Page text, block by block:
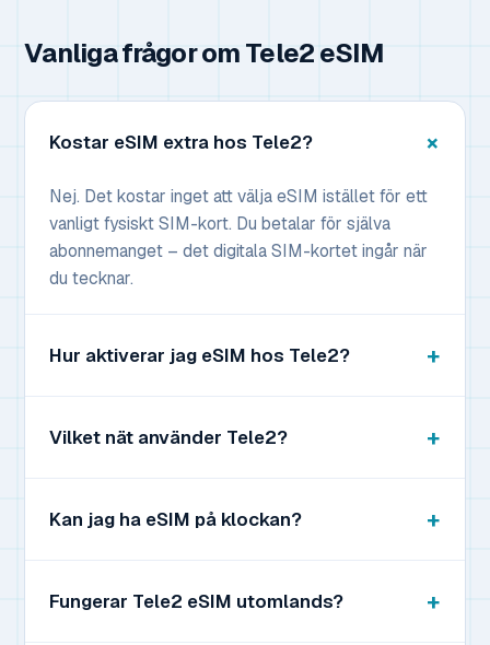
Vanliga frågor om Tele2 eSIM
Kostar eSIM extra hos Tele2?
Nej. Det kostar inget att välja eSIM istället för ett
vanligt fysiskt SIM-kort. Du betalar för själva
abonnemanget – det digitala SIM-kortet ingår när
du tecknar.
Hur aktiverar jag eSIM hos Tele2?
Vilket nät använder Tele2?
Kan jag ha eSIM på klockan?
Fungerar Tele2 eSIM utomlands?